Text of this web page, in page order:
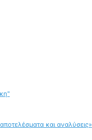
και αναλύσεις»